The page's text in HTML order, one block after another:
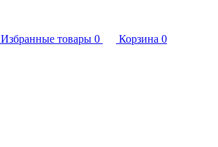
Избранные товары 0 Корзина 0